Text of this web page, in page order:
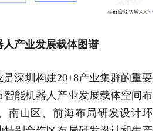
产业发展载体图谱
深圳构建20+8产业集群的重要
智能机器人产业发展载体空间布
南山区、前海布局研发设计环